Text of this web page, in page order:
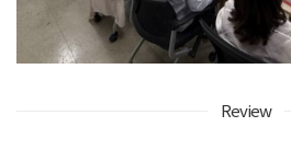
Review